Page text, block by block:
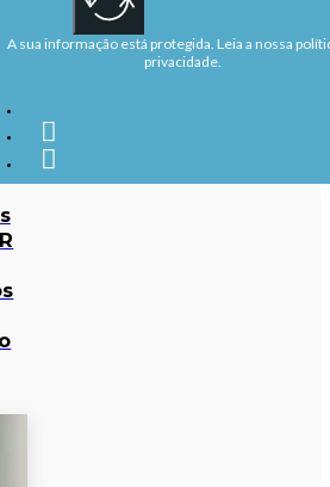
A sua informação está protegida. Leia a nossa
privacidade.